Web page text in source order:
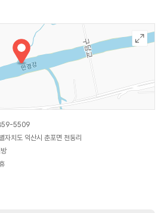
성된 들판에서 농사를 짓기도 한다. 강 옆으로는
은 강과 평야를 마주하며 라이딩을 즐길 수
경 만경낙조로 향하는 방면에서는 가을이면
소문난 곳이다.
5509
자치도 익산시 춘포면 천동리